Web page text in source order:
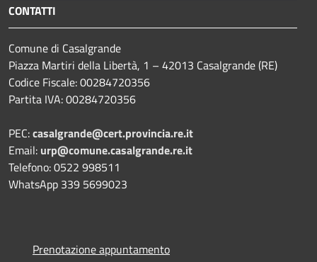
CONTATTI
Comune di Casalgrande
Piazza Martiri della Libertà, 1 – 42013 Casalgrande (RE)
Codice Fiscale: 00284720356
Partita IVA: 00284720356
PEC:casalgrande@cert.provincia.re.it
Email: urp@comune.casalgrande.re.it
Telefono: 0522 998511
WhatsApp 339 5699023
Prenotazione appuntamento